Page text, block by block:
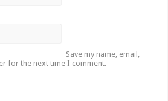
Save my name, email,
for the next time I comment.